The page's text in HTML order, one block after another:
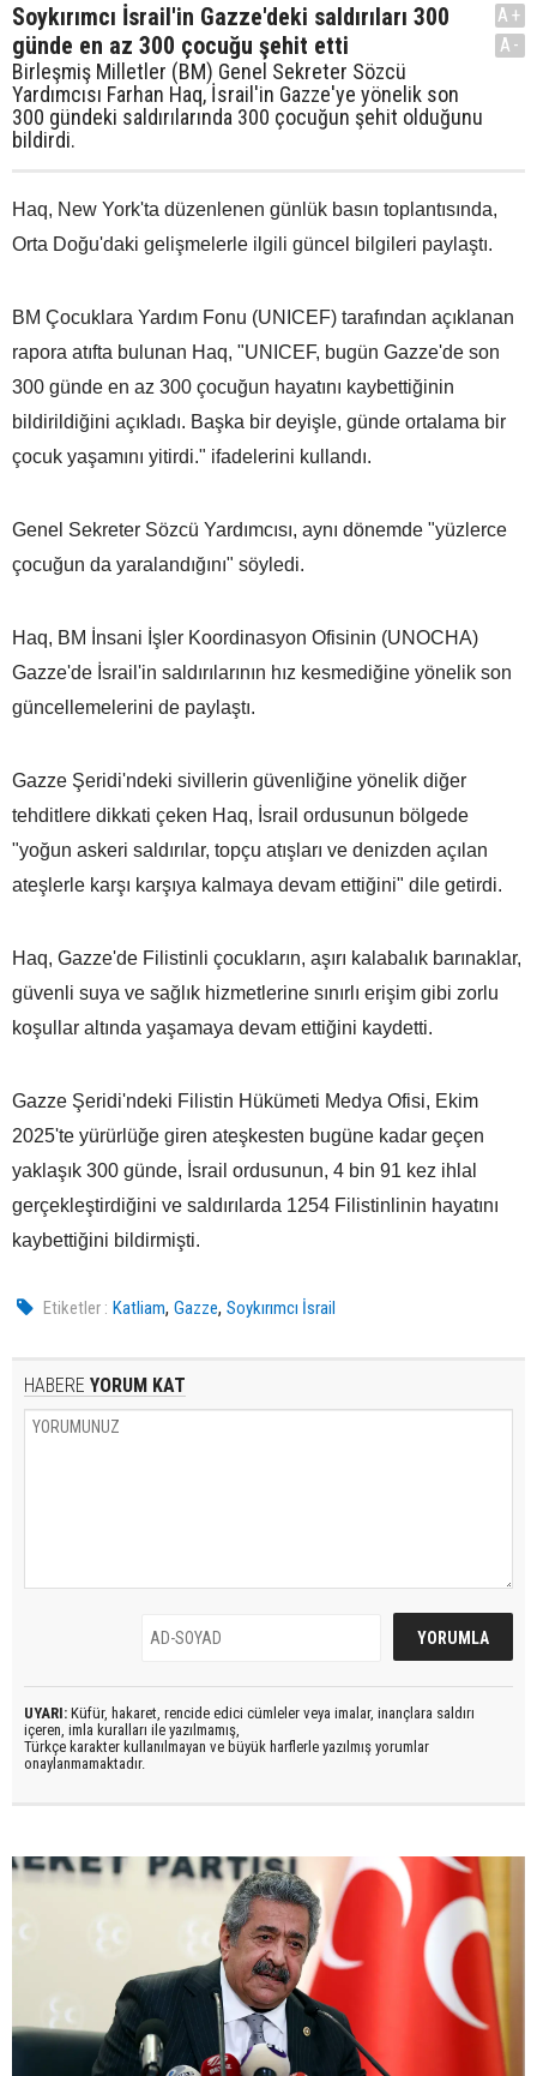
Soykırımcı İsrail'in Gazze'deki saldırıları 300
günde en az 300 çocuğu şehit etti
Birleşmiş Milletler (BM) Genel Sekreter Sözcü
Yardımcısı Farhan Haq, İsrail'in Gazze'ye yönelik son
300 gündeki saldırılarında 300 çocuğun şehit olduğunu
bildirdi.
A+
A-
Haq, New York'ta düzenlenen günlük basın toplantısında,
Orta Doğu'daki gelişmelerle ilgili güncel bilgileri paylaştı.
BM Çocuklara Yardım Fonu (UNICEF) tarafından açıklanan
rapora atıfta bulunan Haq, "UNICEF, bugün Gazze'de son
300 günde en az 300 çocuğun hayatını kaybettiğinin
bildirildiğini açıkladı. Başka bir deyişle, günde ortalama bir
çocuk yaşamını yitirdi." ifadelerini kullandı.
Genel Sekreter Sözcü Yardımcısı, aynı dönemde "yüzlerce
çocuğun da yaralandığını" söyledi.
Haq, BM İnsani İşler Koordinasyon Ofisinin (UNOCHA)
Gazze'de İsrail'in saldırılarının hız kesmediğine yönelik son
güncellemelerini de paylaştı.
Gazze Şeridi'ndeki sivillerin güvenliğine yönelik diğer
tehditlere dikkati çeken Haq, İsrail ordusunun bölgede
"yoğun askeri saldırılar, topçu atışları ve denizden açılan
ateşlerle karşı karşıya kalmaya devam ettiğini" dile getirdi.
Haq, Gazze'de Filistinli çocukların, aşırı kalabalık barınaklar,
güvenli suya ve sağlık hizmetlerine sınırlı erişim gibi zorlu
koşullar altında yaşamaya devam ettiğini kaydetti.
Gazze Şeridi'ndeki Filistin Hükümeti Medya Ofisi, Ekim
2025'te yürürlüğe giren ateşkesten bugüne kadar geçen
yaklaşık 300 günde, İsrail ordusunun, 4 bin 91 kez ihlal
gerçekleştirdiğini ve saldırılarda 1254 Filistinlinin hayatını
kaybettiğini bildirmişti.
Etiketler : Katliam,Gazze,Soykırımcı İsrail
HABERE YORUM KAT
UYARI: Küfür, hakaret, rencide edici cümleler veya imalar, inançlara saldırı
içeren, imla kuralları ile yazılmamış,
Türkçe karakter kullanılmayan ve büyük harflerle yazılmış yorumlar
onaylanmamaktadır.